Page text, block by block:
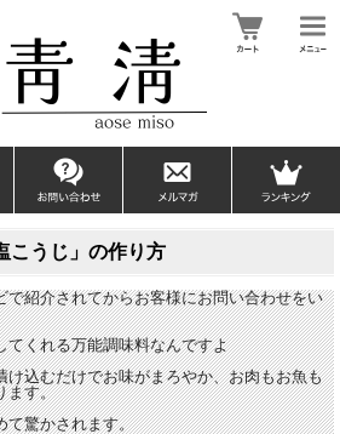
こうじ」の作り方
で紹介されてからお客様にお問い合わせをい
てくれる万能調味料なんですよ
け込むだけでお味がまろやか、お肉もお魚も
ます。
て驚かされます。